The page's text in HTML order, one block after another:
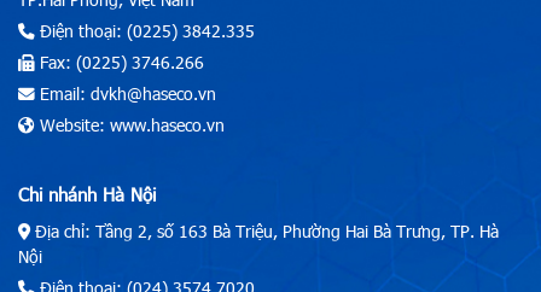
Điện thoại: (0225) 3842.335
Fax: (0225) 3746.266
Email: dvkh@haseco.vn
Website: www.haseco.vn
Chi nhánh Hà Nội
Địa chỉ: Tầng 2, số 163 Bà Triệu, Phường Hai Bà Trưng, TP. Hà
Nội